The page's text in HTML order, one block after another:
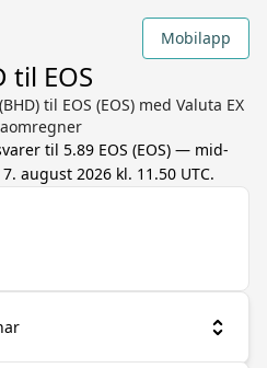
Mobilapp
til EOS
til EOS (EOS) med Valuta EX
til 5.89 EOS (EOS) — mid-
7. august 2026 kl. 11.50 UTC.